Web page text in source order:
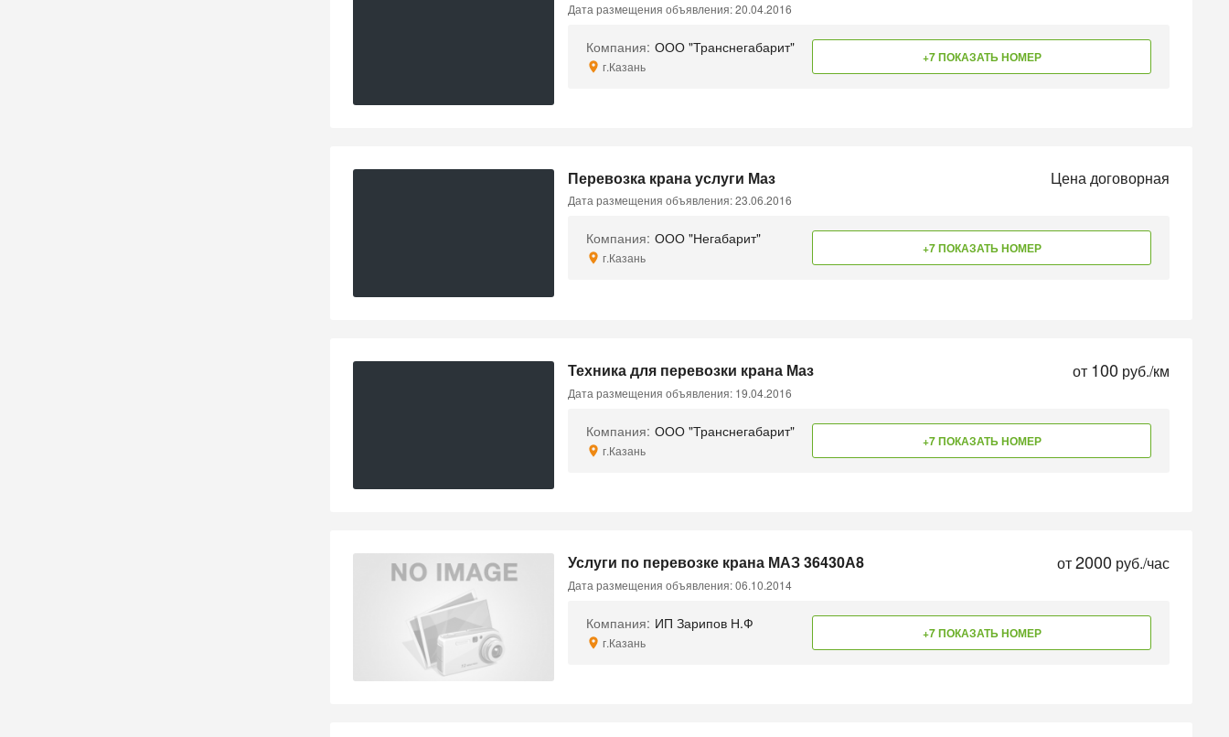
Дата размещения объявления: 20.04.2016
Компания: ООО "Транснегабарит"
г.Казань
+7 ПОКАЗАТЬ НОМЕР
Перевозка крана услуги Маз Цена договорная
Дата размещения объявления: 23.06.2016
Компания: ООО "Негабарит"
г.Казань
+7 ПОКАЗАТЬ НОМЕР
Техника для перевозки крана Маз от 100 руб./км
Дата размещения объявления: 19.04.2016
Компания: ООО "Транснегабарит"
г.Казань
+7 ПОКАЗАТЬ НОМЕР
Услуги по перевозке крана МАЗ 36430А8 от2000 руб./час
Дата размещения объявления: 06.10.2014
Компания: ИП Зарипов Н.Ф
г.Казань
+7 ПОКАЗАТЬ НОМЕР